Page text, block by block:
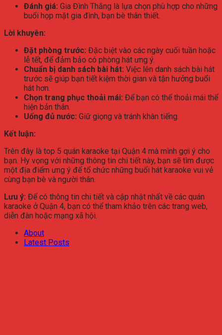
Đánh giá: Gia Đình Thắng là lựa chọn phù hợp cho những
buổi họp mặt gia đình, bạn bè thân thiết.
Lời khuyên:
Đặt phòng trước: Đặc biệt vào các ngày cuối tuần hoặc
lễ tết, để đảm bảo có phòng hát ưng ý.
Chuẩn bị danh sách bài hát: Việc lên danh sách bài hát
trước sẽ giúp bạn tiết kiệm thời gian và tận hưởng buổi
hát hơn.
Chọn trang phục thoải mái: Để bạn có thể thoải mái thể
hiện bản thân.
Uống đủ nước: Giữ giọng và tránh khàn tiếng.
Kết luận:
Trên đây là top 5 quán karaoke tại Quận 4 mà mình gợi ý cho
bạn. Hy vọng với những thông tin chi tiết này, bạn sẽ tìm được
một địa điểm ưng ý để tổ chức những buổi hát karaoke vui vẻ
cùng bạn bè và người thân.
Lưu ý: Để có thông tin chi tiết và cập nhật nhất về các quán
karaoke ở Quận 4, bạn có thể tham khảo trên các trang web,
diễn đàn hoặc mạng xã hội.
About
Latest Posts